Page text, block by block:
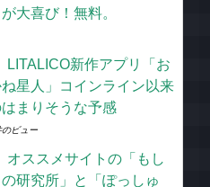
が大喜び！無料。
LITALICO新作アプリ「お
星人」コインライン以来
まりそうな予感
のビュー
オススメサイトの「もし
の研究所」と「ぽっしゅ